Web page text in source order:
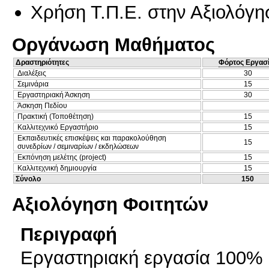
Χρήση Τ.Π.Ε. στην
Οργάνωση Μαθήματος
Δραστηριότητες
Φόρτος
Διαλέξεις
30
Σεμινάρια
15
Εργαστηριακή Άσκηση
30
Άσκηση Πεδίου
Πρακτική (Τοποθέτηση)
15
Καλλιτεχνικό Εργαστήριο
15
Εκπαιδευτικές επισκέψεις και παρακολούθηση
συνεδρίων / σεμιναρίων / εκδηλώσεων
15
Εκπόνηση μελέτης (project)
15
Καλλιτεχνική δημιουργία
15
Σύνολο
150
Αξιολόγηση Φοιτητών
Περιγραφή
Εργαστηριακή εργασία 100%